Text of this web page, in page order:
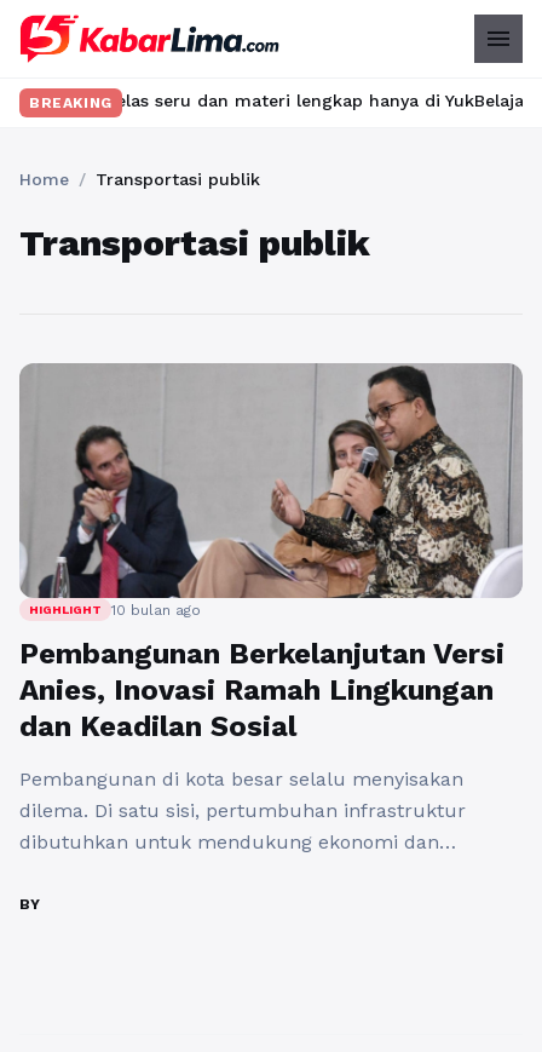
menu
BREAKING
kelas seru dan materi lengkap hanya di
Home / Transportasi publik
Transportasi publik
HIGHLIGHT 10 bulan ago
Pembangunan Berkelanjutan Versi
Anies, Inovasi Ramah Lingkungan
dan Keadilan Sosial
Pembangunan di kota besar selalu menyisakan
dilema. Di satu sisi, pertumbuhan infrastruktur
dibutuhkan untuk mendukung ekonomi dan
yang serampangan bisa merusak lingkungan dan
BY